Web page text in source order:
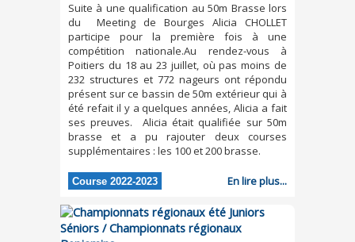
Suite à une qualification au 50m Brasse lors
du Meeting de Bourges Alicia CHOLLET
participe pour la première fois à une
compétition nationale.Au rendez-vous à
Poitiers du 18 au 23 juillet, où pas moins de
232 structures et 772 nageurs ont répondu
présent sur ce bassin de 50m extérieur qui à
été refait il y a quelques années, Alicia a fait
ses preuves. Alicia était qualifiée sur 50m
brasse et a pu rajouter deux courses
supplémentaires : les 100 et 200 brasse.
Course 2022-2023 En lire plus...